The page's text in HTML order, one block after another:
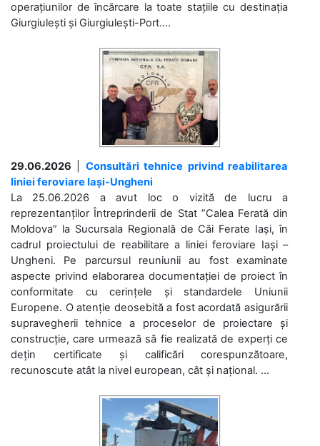
operațiunilor de încărcare la toate stațiile cu destinația
Giurgiulești și Giurgiulești-Port....
29.06.2026
Consultări tehnice privind reabilitarea
liniei feroviare Iași-Ungheni
La 25.06.2026 a avut loc o vizită de lucru a
reprezentanților Întreprinderii de Stat ”Calea Ferată din
Moldova” la Sucursala Regională de Căi Ferate Iași, în
cadrul proiectului de reabilitare a liniei feroviare Iași –
Ungheni. Pe parcursul reuniunii au fost examinate
aspecte privind elaborarea documentației de proiect în
conformitate cu cerințele și standardele Uniunii
Europene. O atenție deosebită a fost acordată asigurării
supravegherii tehnice a proceselor de proiectare și
construcție, care urmează să fie realizată de experți ce
dețin certificate și calificări corespunzătoare,
recunoscute atât la nivel european, cât și național. ...